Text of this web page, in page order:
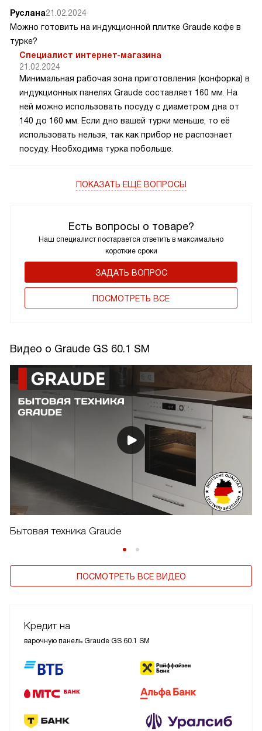
Есть вопросы о товаре?
Наш специалист постарается ответить в максимально
короткие сроки
ЗАДАТЬ ВОПРОС
ПОCМОТРЕТЬ ВСЕ
Руслана21.02.2024
Можно готовить на индукционной плитке Graude кофе в
турке?
Специалист интернет-магазина
21.02.2024
Минимальная рабочая зона приготовления (конфорка) в
индукционных панелях Graude составляет 160 мм. На
ней можно использовать посуду с диаметром дна от
140 до 160 мм. Если дно вашей турки меньше, то её
использовать нельзя, так как прибор не распознает
посуду. Необходима турка побольше.
ПОКАЗАТЬ ЕЩЁ ВОПРОСЫ
Видео о Graude GS 60.1 SM
Бытовая техника Graude
ПОСМОТРЕТЬ ВСЕ ВИДЕО
Кредит на
варочную панель Graude GS 60.1 SM